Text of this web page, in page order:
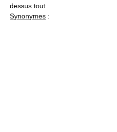
dessus tout.
Synonymes :